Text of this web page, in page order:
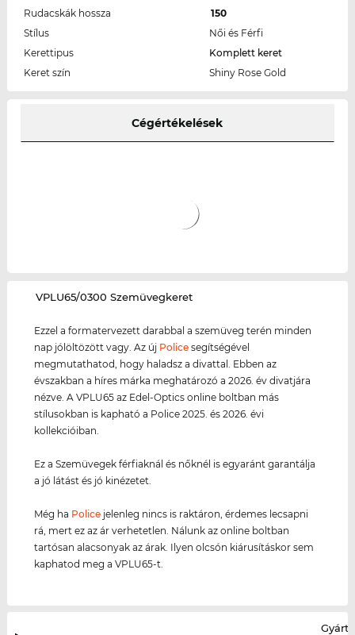
Rudacskák hossza
150
Stílus
Női és Férfi
Kerettipus
Komplett keret
Keret szín
Shiny Rose Gold
Cégértékelések
‌VPLU65/0300 Szemüvegkeret
Ezzel a formatervezett darabbal a szemüveg terén minden
nap jólöltözött vagy. Az új Police segítségével
megmutathatod, hogy haladsz a divattal. Ebben az
évszakban a híres márka meghatározó a 2026. év divatjára
nézve. A VPLU65 az Edel-Optics online boltban más
stílusokban is kapható a Police 2025. és 2026. évi
kollekcióiban.
Ez a Szemüvegek férfiaknál és nőknél is egyaránt garantálja
a jó látást és jó kinézetet.
Még ha Police jelenleg nincs is raktáron, érdemes lecsapni
rá, mert ez az ár verhetetlen. Nálunk az online boltban
tartósan alacsonyak az árak. Ilyen olcsón kiárusításkor sem
kaphatod meg a VPLU65-t.